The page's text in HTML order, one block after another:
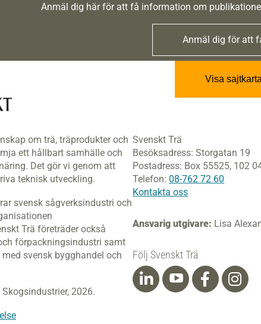
Anmäl dig här för att få information om
Anmäl dig för att
Visa sajtkarta
om trä, träprodukter och
ett hållbart samhälle och
Det gör vi genom att
teknisk utveckling.
svensk sågverksindustri och
Trä företräder också
förpackningsindustri samt
svensk bygghandel och
2026.
Svenskt Trä
Besöksadress: Storgatan 19
Postadress: Box 55525, 102
Telefon: 08-762 72 60
Kontakta oss
Ansvarig utgivare: Lisa
Följ Svenskt Trä